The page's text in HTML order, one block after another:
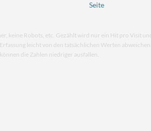
Seite
keine Robots, etc. Gezählt wird nur ein Hit pro Visit
leicht von den tatsächlichen Werten abweichen.
die Zahlen niedriger ausfallen.